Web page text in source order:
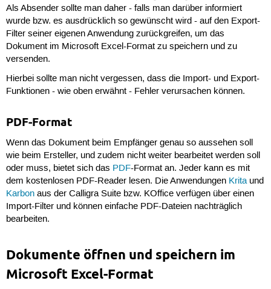
Als Absender sollte man daher - falls man darüber informiert
wurde bzw. es ausdrücklich so gewünscht wird - auf den Export-
Filter seiner eigenen Anwendung zurückgreifen, um das
Dokument im Microsoft Excel-Format zu speichern und zu
versenden.
Hierbei sollte man nicht vergessen, dass die Import- und Export-
Funktionen - wie oben erwähnt - Fehler verursachen können.
PDF-Format
Wenn das Dokument beim Empfänger genau so aussehen soll
wie beim Ersteller, und zudem nicht weiter bearbeitet werden soll
oder muss, bietet sich das PDF-Format an. Jeder kann es mit
dem kostenlosen PDF-Reader lesen. Die Anwendungen Kritaund
Karbonaus der Calligra Suite bzw. KOffice verfügen über einen
Import-Filter und können einfache PDF-Dateien nachträglich
bearbeiten.
Dokumente öffnen und speichern im
Microsoft Excel-Format